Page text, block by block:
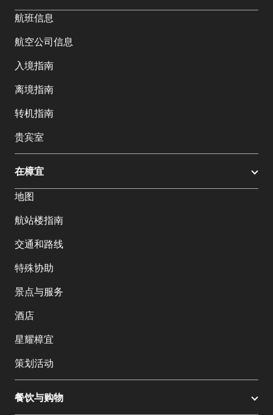
航班信息
航空公司信息
入境指南
离境指南
转机指南
贵宾室
在樟宜
地图
航站楼指南
交通和路线
特殊协助
景点与服务
酒店
星耀樟宜
策划活动
餐饮与购物